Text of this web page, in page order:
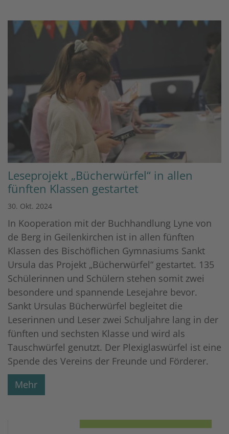
Leseprojekt „Bücherwürfel“ in allen
fünften Klassen gestartet
30. Okt. 2024
In Kooperation mit der Buchhandlung Lyne von
de Berg in Geilenkirchen ist in allen fünften
Klassen des Bischöflichen Gymnasiums Sankt
Ursula das Projekt „Bücherwürfel“ gestartet. 135
Schülerinnen und Schülern stehen somit zwei
besondere und spannende Lesejahre bevor.
Sankt Ursulas Bücherwürfel begleitet die
Leserinnen und Leser zwei Schuljahre lang in der
fünften und sechsten Klasse und wird als
Tauschwürfel genutzt. Der Plexiglaswürfel ist eine
Spende des Vereins der Freunde und Förderer.
Mehr